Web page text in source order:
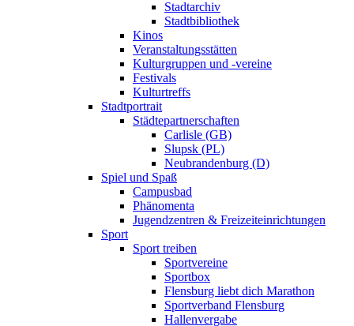
Stadtarchiv
Stadtbibliothek
Kinos
Veranstaltungsstätten
Kulturgruppen und -vereine
Festivals
Kulturtreffs
Stadtportrait
Städtepartnerschaften
Carlisle (GB)
Slupsk (PL)
Neubrandenburg (D)
Spiel und Spaß
Campusbad
Phänomenta
Jugendzentren & Freizeiteinrichtungen
Sport
Sport treiben
Sportvereine
Sportbox
Flensburg liebt dich Marathon
Sportverband Flensburg
Hallenvergabe